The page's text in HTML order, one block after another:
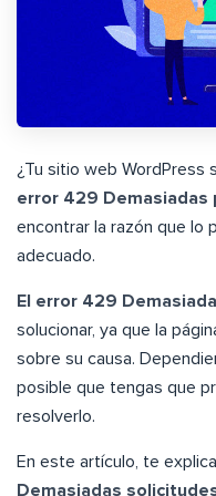
¿Tu sitio web WordPress
error 429 Demasiadas
encontrar la razón que lo
adecuado.
El error 429
solucionar, ya que la
sobre su causa.
posible que tengas que
resolverlo.
En este artículo, te
Demasiadas